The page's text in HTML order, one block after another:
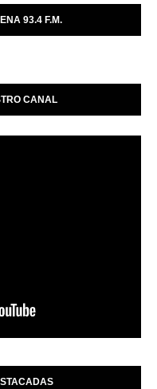
93.4 F.M.
CANAL